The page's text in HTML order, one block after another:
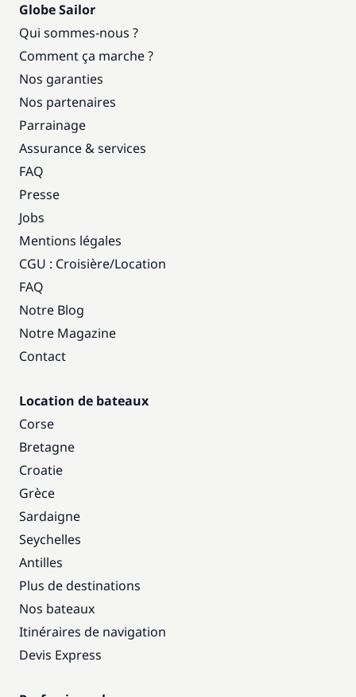
Globe Sailor
Qui sommes-nous ?
Comment ça marche ?
Nos garanties
Nos partenaires
Parrainage
Assurance & services
FAQ
Presse
Jobs
Mentions légales
CGU : Croisière/Location
FAQ
Notre Blog
Notre Magazine
Contact
Location de bateaux
Corse
Bretagne
Croatie
Grèce
Sardaigne
Seychelles
Antilles
Plus de destinations
Nos bateaux
Itinéraires de navigation
Devis Express